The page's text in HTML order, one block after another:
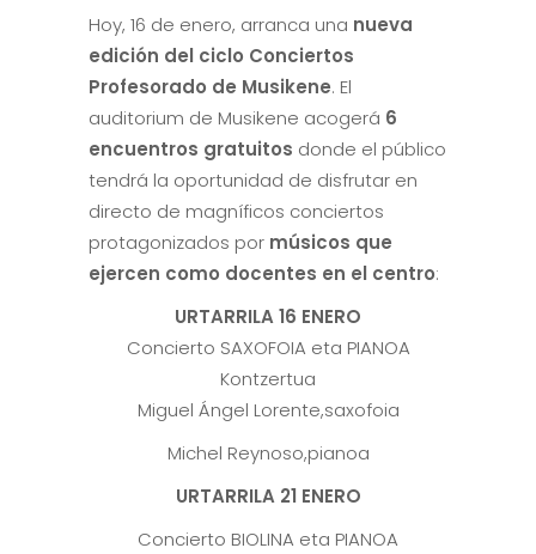
Hoy, 16 de enero, arranca una nueva
edición del ciclo Conciertos
Profesorado de Musikene. El
auditorium de Musikene acogerá 6
encuentros gratuitos donde el público
tendrá la oportunidad de disfrutar en
directo de magníficos conciertos
protagonizados por músicos que
ejercen como docentes en el centro:
URTARRILA16 ENERO
Concierto SAXOFOIA eta PIANOA
Kontzertua
Miguel Ángel Lorente,saxofoia
Michel Reynoso,pianoa
URTARRILA 21 ENERO
Concierto BIOLINA eta PIANOA